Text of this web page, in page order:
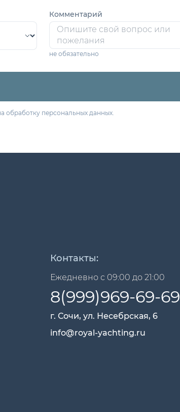
Комментарий
не обязательно
обработку персональных данных.
Контакты:
Ежедневно с 09:00 до 21:00
8(999)969-69-69
г. Сочи, ул. Несебрская, 6
info@royal-yachting.ru